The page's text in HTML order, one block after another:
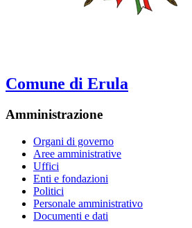
Comune di Erula
Amministrazione
Organi di governo
Aree amministrative
Uffici
Enti e fondazioni
Politici
Personale amministrativo
Documenti e dati